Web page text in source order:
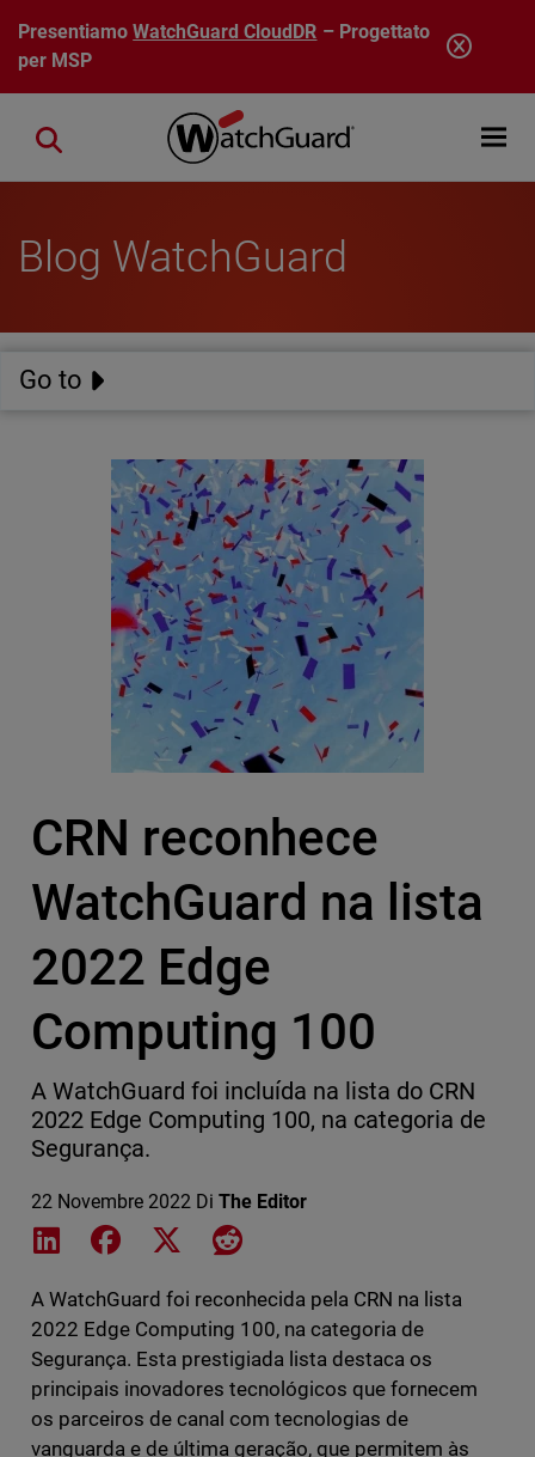
Salta al contenuto principale
PresentiamoWatchGuard CloudDR – Progettato
per MSP
Open
Close search
Blog WatchGuard
Go to
CRN reconhece
WatchGuard na lista
2022 Edge
Computing 100
A WatchGuard foi incluída na lista do CRN
2022 Edge Computing 100, na categoria de
Segurança.
22 Novembre 2022 Di The Editor
Share on LinkedIn
Share on Facebook
Share on XShare on Reddit
A WatchGuard foi reconhecida pela CRN na lista
2022 Edge Computing 100, na categoria de
Segurança. Esta prestigiada lista destaca os
principais inovadores tecnológicos que fornecem
os parceiros de canal com tecnologias de
vanguarda e de última geração, que permitem às